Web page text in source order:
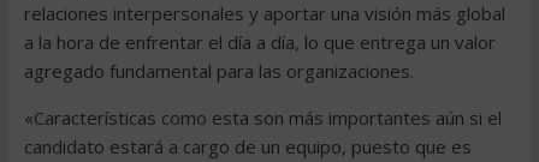
relaciones interpersonales y aportar una visión más global
a la hora de enfrentar el día a día, lo que entrega un valor
agregado fundamental para las organizaciones.
«Características como esta son más importantes aún si el
candidato estará a cargo de un equipo, puesto que es